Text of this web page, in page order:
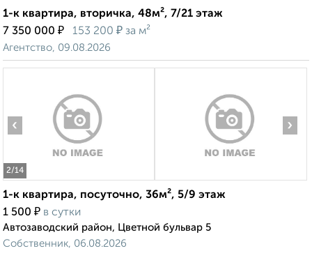
1-к квартира, вторичка, 48м², 7/21 этаж
7 350 000 ₽ 153 200 ₽ за м²
Агентство, 09.08.2026
2/14
‹ ›
1-к квартира, посуточно, 36м², 5/9 этаж
1 500 ₽ в сутки
Автозаводский район, Цветной бульвар 5
Собственник, 06.08.2026